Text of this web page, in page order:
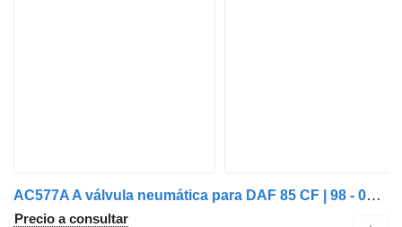
AC577A A válvula neumática para DAF 85 CF | 98 - 00 camión
Precio a consultar